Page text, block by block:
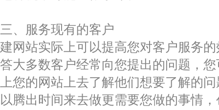
三、服务现有的客户
建网站实际上可以提高您对客户服务
答大多数客户经常向您提出的问题，
上您的网站上去了解他们想要了解的
以腾出时间来去做更需要您做的事情